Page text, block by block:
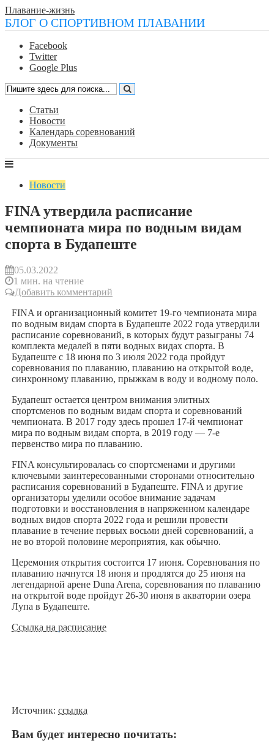
Плавание-жизнь
БЛОГ О СПОРТИВНОМ ПЛАВАНИИ
Facebook
Twitter
Google Plus
Статьи
Новости
Календарь соревнований
Документы
Новости
FINA утвердила расписание
чемпионата мира по водным видам
спорта в Будапеште
05.03.2022
1 мин. на чтение
Добавить комментарий
FINA и организационный комитет 19-го чемпионата мира
по водным видам спорта в Будапеште 2022 года утвердили
расписание соревнований, в которых будут разыграны 74
комплекта медалей в пяти водных видах спорта. В
Будапеште с 18 июня по 3 июля 2022 года пройдут
соревнования по плаванию, плаванию на открытой воде,
синхронному плаванию, прыжкам в воду и водному поло.
Будапешт остается центром внимания элитных
спортсменов по водным видам спорта и соревнований
чемпионата. В 2017 году здесь прошел 17-й чемпионат
мира по водным видам спорта, в 2019 году — 7-е
первенство мира по плаванию.
FINA консультировалась со спортсменами и другими
ключевыми заинтересованными сторонами относительно
расписания соревнований в Будапеште. FINA и другие
организаторы уделили особое внимание задачам
подготовки и восстановления в напряженном календаре
водных видов спорта 2022 года и решили провести
плавание в течение первых восьми дней соревнований, а
не во второй половине мероприятия, как обычно.
Церемония открытия состоится 17 июня. Соревнования по
плаванию начнутся 18 июня и продлятся до 25 июня на
легендарной арене Duna Arena, соревнования по плаванию
на открытой воде пройдут 26-30 июня в акватории озера
Лупа в Будапеште.
Ссылка на расписание
Источник: ссылка
Вам будет интересно почитать: